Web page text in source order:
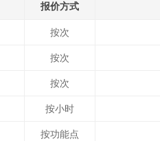
报价方式
按次
按次
按次
按小时
按功能点